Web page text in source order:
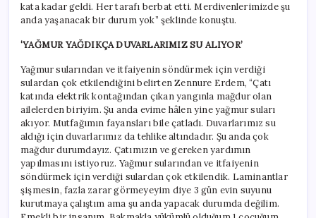
kata kadar geldi. Her tarafı berbat etti. Merdivenlerimizde şu
anda yaşanacak bir durum yok” şeklinde konuştu.
‘YAĞMUR YAĞDIKÇA DUVARLARIMIZ SU ALIYOR’
Yağmur sularından ve itfaiyenin söndürmek için verdiği
sulardan çok etkilendiğini belirten Zennure Erdem, “Çatı
katında elektrik kontağından çıkan yangınla mağdur olan
ailelerden biriyim. Şu anda evime hâlen yine yağmur suları
akıyor. Mutfağımın fayansları bile çatladı. Duvarlarımız su
aldığı için duvarlarımız da tehlike altındadır. Şu anda çok
mağdur durumdayız. Çatımızın ve gereken yardımın
yapılmasını istiyoruz. Yağmur sularından ve itfaiyenin
söndürmek için verdiği sulardan çok etkilendik. Laminantlar
şişmesin, fazla zarar görmeyeyim diye 3 gün evin suyunu
kurutmaya çalıştım ama şu anda yapacak durumda değilim.